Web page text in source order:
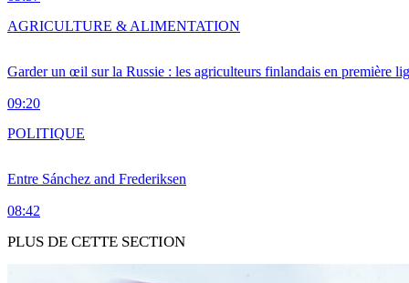
Garder un œil sur la Russie : les agriculteurs finlandais en première
09:20
AGRICULTURE & ALIMENTATION
Entre Sánchez and Frederiksen
08:42
POLITIQUE
PLUS DE CETTE SECTION